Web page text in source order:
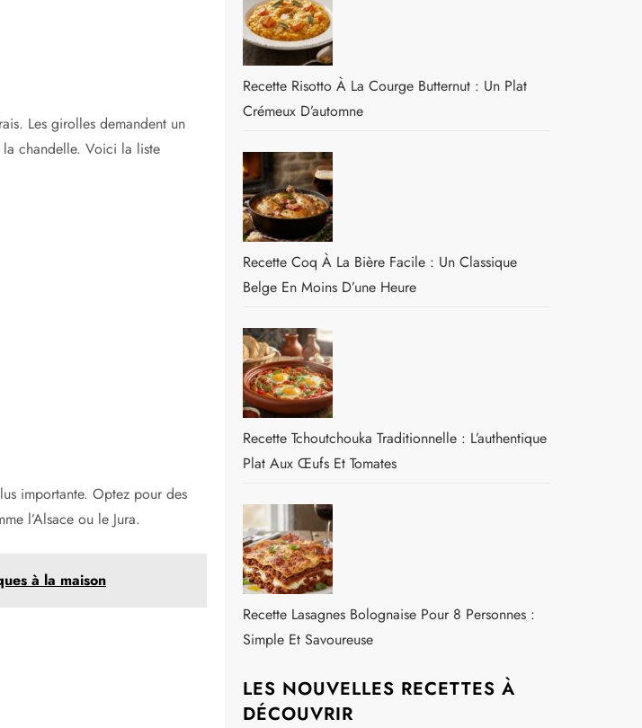
Les girolles demandent un
la chandelle. Voici la liste
importante. Optez pour des
l’Alsace ou le Jura.
à la maison
Recette Risotto À La Courge Butternut : Un Plat
Crémeux D’automne
Recette Coq À La Bière Facile : Un Classique
Belge En Moins D’une Heure
Recette Tchoutchouka Traditionnelle : L’authentique
Plat Aux Œufs Et Tomates
Recette Lasagnes Bolognaise Pour 8 Personnes :
Simple Et Savoureuse
LES NOUVELLES RECETTES À
DÉCOUVRIR